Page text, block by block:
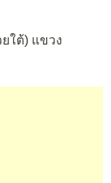
ใต้) แขวง